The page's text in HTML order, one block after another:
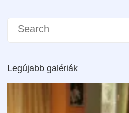
Search
Legújabb galériák